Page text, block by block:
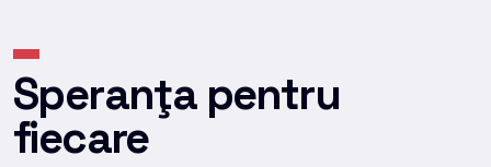
Speranţa pentru
fiecare